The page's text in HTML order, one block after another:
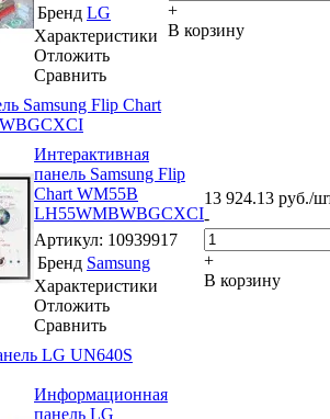
Бренд LG
Характеристики
Отложить
Сравнить
+
В корзину
Samsung Flip Chart
Интерактивная
панель Samsung Flip
Chart WM55B
LH55WMBWBGCXCI
Артикул: 10939917
Бренд Samsung
Характеристики
Отложить
Сравнить
13 924.13 руб./
-
+
В корзину
LG UN640S
Информационная
панель LG